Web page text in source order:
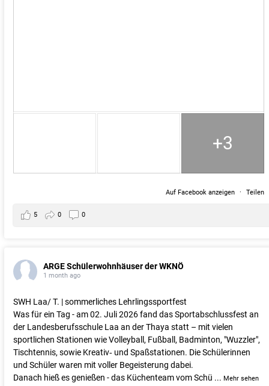
+3
Auf Facebook anzeigen · Teilen
5 0 0
ARGE Schülerwohnhäuser der WKNÖ
1 month ago
SWH Laa/ T. | sommerliches Lehrlingssportfest
Was für ein Tag - am 02. Juli 2026 fand das Sportabschlussfest an
der Landesberufsschule Laa an der Thaya statt – mit vielen
sportlichen Stationen wie Volleyball, Fußball, Badminton, "Wuzzler",
Tischtennis, sowie Kreativ‑ und Spaßstationen. Die Schülerinnen
und Schüler waren mit voller Begeisterung dabei.
Danach hieß es genießen - das Küchenteam vom Schü ... Mehr sehen